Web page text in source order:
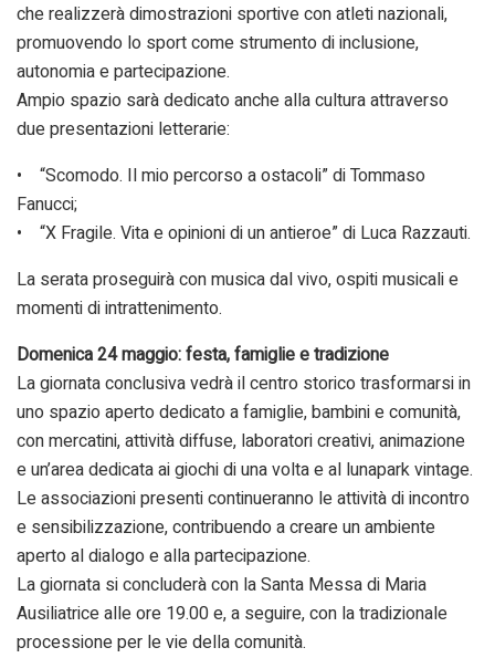
che realizzerà dimostrazioni sportive con atleti nazionali,
promuovendo lo sport come strumento di inclusione,
autonomia e partecipazione.
Ampio spazio sarà dedicato anche alla cultura attraverso
due presentazioni letterarie:
• “Scomodo. Il mio percorso a ostacoli” di Tommaso
Fanucci;
• “X Fragile. Vita e opinioni di un antieroe” di Luca Razzauti.
La serata proseguirà con musica dal vivo, ospiti musicali e
momenti di intrattenimento.
Domenica 24 maggio: festa, famiglie e tradizione
La giornata conclusiva vedrà il centro storico trasformarsi in
uno spazio aperto dedicato a famiglie, bambini e comunità,
con mercatini, attività diffuse, laboratori creativi, animazione
e un’area dedicata ai giochi di una volta e al lunapark vintage.
Le associazioni presenti continueranno le attività di incontro
e sensibilizzazione, contribuendo a creare un ambiente
aperto al dialogo e alla partecipazione.
La giornata si concluderà con la Santa Messa di Maria
Ausiliatrice alle ore 19.00 e, a seguire, con la tradizionale
processione per le vie della comunità.